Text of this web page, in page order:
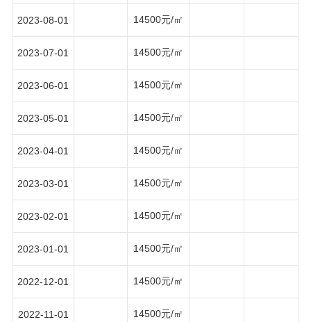
2023-08-01 14500元/㎡
2023-07-01 14500元/㎡
2023-06-01 14500元/㎡
2023-05-01 14500元/㎡
2023-04-01 14500元/㎡
2023-03-01 14500元/㎡
2023-02-01 14500元/㎡
2023-01-01 14500元/㎡
2022-12-01 14500元/㎡
2022-11-01 14500元/㎡